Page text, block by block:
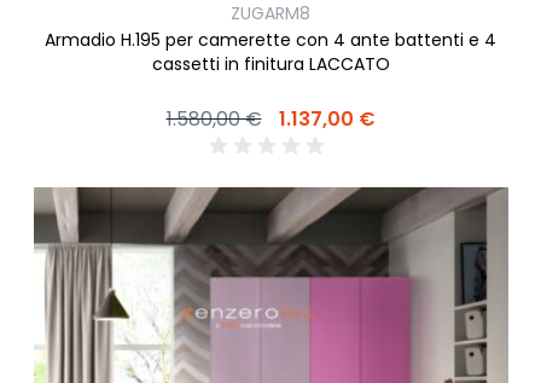
ZUGARM8
Armadio H.195 per camerette con 4 ante battenti e 4
cassetti in finitura LACCATO
1.580,00 € 1.137,00 €